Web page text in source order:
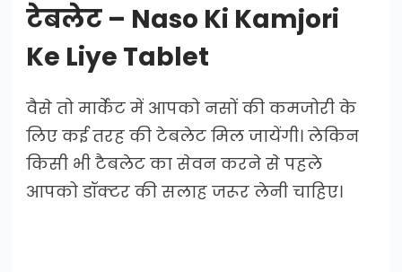
टेबलेट – Naso Ki Kamjori
Ke Liye Tablet
वैसे तो मार्केट में आपको नसों की कमजोरी के
लिए कई तरह की टेबलेट मिल जायेंगी। लेकिन
किसी भी टैबलेट का सेवन करने से पहले
आपको डॉक्टर की सलाह जरूर लेनी चाहिए।